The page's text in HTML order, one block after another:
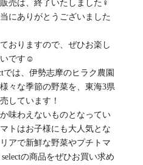
売は、終了いたしました‍♀️
にありがとうございました
おりますので、ぜひお楽し
です☺️
では、伊勢志摩のヒラク農園
々な季節の野菜を、東海3県
しています！
味わえないものとなってい
トはお子様にも大人気とな
アで新鮮な野菜やプチトマ
の商品をぜひお買い求め